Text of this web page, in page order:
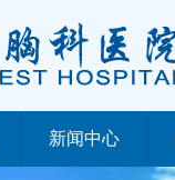
新闻中心